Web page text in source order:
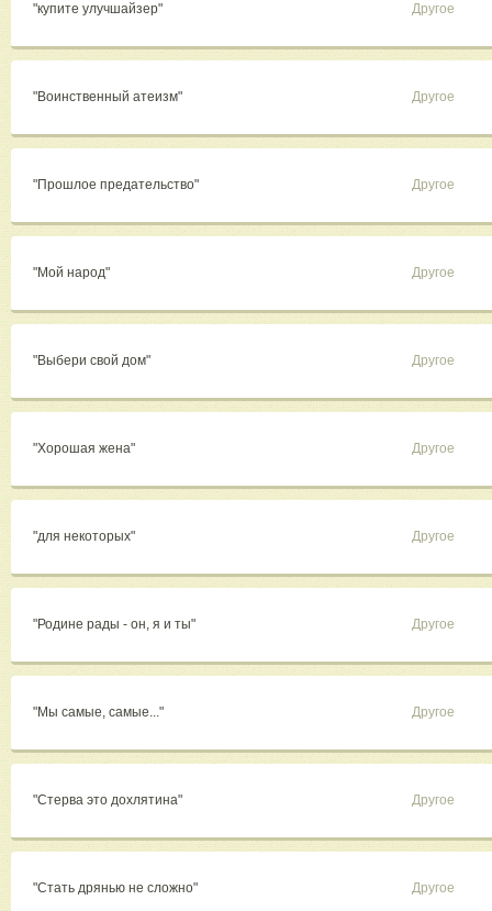
"купите улучшайзер" Другое
"Воинственный атеизм" Другое
"Прошлое предательство" Другое
"Мой народ" Другое
"Выбери свой дом" Другое
"Хорошая жена" Другое
"для некоторых" Другое
"Родине рады - он, я и ты" Другое
"Мы самые, самые..." Другое
"Стерва это дохлятина" Другое
"Стать дрянью не сложно" Другое